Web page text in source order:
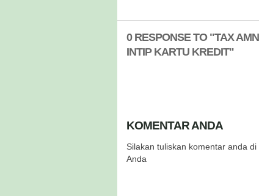
0 RESPONSE TO "TAX
INTIP KARTU KREDIT"
KOMENTAR ANDA
Silakan tuliskan komentar anda
Anda